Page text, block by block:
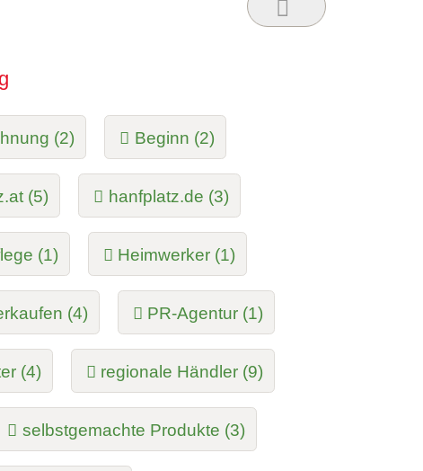
(2) Beginn (2)
(5) hanfplatz.de (3)
(1) Heimwerker (1)
(4) PR-Agentur (1)
(4) regionale Händler (9)
selbstgemachte Produkte (3)